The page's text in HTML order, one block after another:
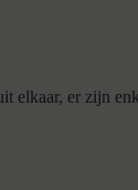
elkaar, er zijn